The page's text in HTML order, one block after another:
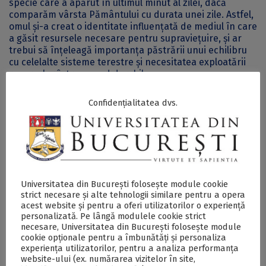
specie care a apărut în ultimul minut al zilei, dacă
comparăm vârsta Pământului cu durata unei zile. Astfel,
omul și-a creat o identitate influențată de mediul în care
a găsit resursele necesare pentru supraviețuire, și ar
trebui să înțeleagă importanța păstrării unui echilibru
cu celelalte sisteme terestre și necesitatea exploatării
resurselor într-un mod durabil.
a oferit oportunitatea de a descoperi informații
interesante despre planeta noastră, ne-a trezit
imaginația și ne-a demonstrat faptul că geologia este o
știință complexă și fascinantă, care ne oferă numeroase
instrumente pentru a înțelege mai multe despre
Pământ și despre noi.
disponibile.
Postări Asemănătoare:
Confidențialitatea dvs.
Universitatea din București folosește module cookie
strict necesare și alte tehnologii similare pentru a opera
acest website și pentru a oferi utilizatorilor o experiență
personalizată. Pe lângă modulele cookie strict
necesare, Universitatea din București folosește module
cookie opționale pentru a îmbunătăți și personaliza
experiența utilizatorilor, pentru a analiza performanța
website-ului (ex. numărarea vizitelor în site,